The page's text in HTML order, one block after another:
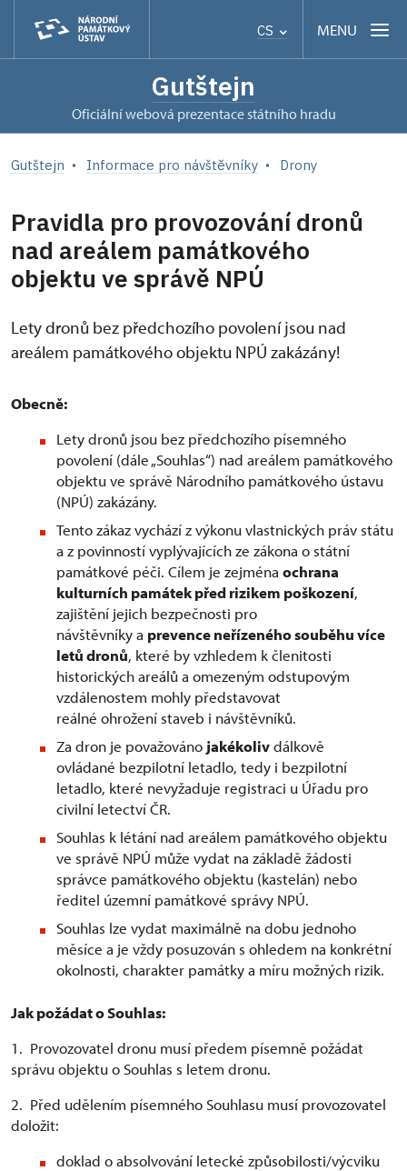
CS MENU
Gutštejn
oficiální webová prezentace státního hradu
Gutštejn Informace pro návštěvníky Drony
Pravidla pro provozování dronů
nad areálem památkového
objektu ve správě NPÚ
Lety dronů bez předchozího povolení jsou nad
areálem památkového objektu NPÚ zakázány!
Obecně:
Lety dronů jsou bez předchozího písemného
povolení (dále „Souhlas“) nad areálem památkového
objektu ve správě Národního památkového ústavu
(NPÚ) zakázány.
Tento zákaz vychází z výkonu vlastnických práv státu
a z povinností vyplývajících ze zákona o státní
památkové péči. Cílem je zejména ochrana
kulturních památek před rizikem poškození,
zajištění jejich bezpečnosti pro
návštěvníky a prevence neřízeného souběhu více
letů dronů, které by vzhledem k členitosti
historických areálů a omezeným odstupovým
vzdálenostem mohly představovat
reálné ohrožení staveb i návštěvníků.
Za dron je považováno jakékolivdálkově
ovládané bezpilotní letadlo, tedy i bezpilotní
letadlo, které nevyžaduje registraci u Úřadu pro
civilní letectví ČR.
Souhlas k létání nad areálem památkového objektu
ve správě NPÚ může vydat na základě žádosti
správce památkového objektu (kastelán) nebo
ředitel územní památkové správy NPÚ.
Souhlas lze vydat maximálně na dobu jednoho
měsíce a je vždy posuzován s ohledem na konkrétní
okolnosti, charakter památky a míru možných rizik.
Jak požádat o Souhlas:
1. Provozovatel dronu musí předem písemně požádat
správu objektu o Souhlas s letem dronu.
2. Před udělením písemného Souhlasu musí provozovatel
doložit:
doklad o absolvování letecké způsobilosti/výcviku